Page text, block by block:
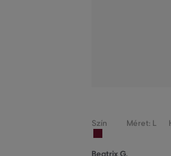
Szín Méret: L